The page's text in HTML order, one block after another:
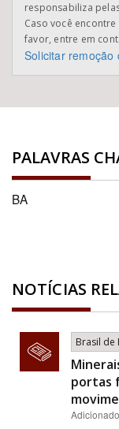
responsabiliza
Caso você
favor, entre em
Solicitar remoção
PALAVRAS
BA
NOTÍCIAS
Brasil de
portas